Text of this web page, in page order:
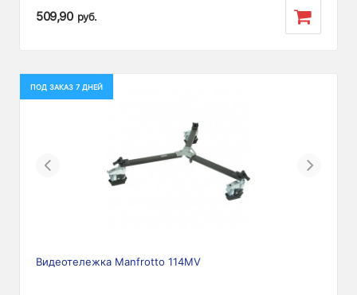
509,90 руб.
ПОД ЗАКАЗ 7 ДНЕЙ
Previous Next
Видеотележка Manfrotto 114MV